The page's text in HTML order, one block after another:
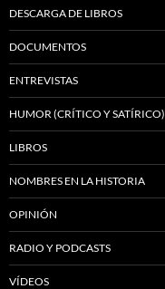
DESCARGA DE LIBROS
DOCUMENTOS
ENTREVISTAS
HUMOR (CRÍTICO Y SATÍRICO)
LIBROS
NOMBRES EN LA HISTORIA
OPINIÓN
RADIO Y PODCASTS
VÍDEOS